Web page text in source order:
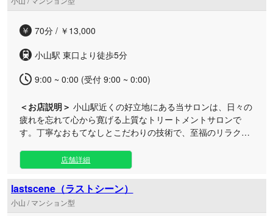
けます。アクセスしやすい小山駅近くのエリアに位置してい
ど、隙間時間のリフレッシュにも最適です。日頃のストレス
70分 / ￥13,000
小山駅 東口より徒歩5分
9:00 ~ 0:00 (受付 9:00 ~ 0:00)
＜お店説明＞ 小山駅近くの好立地にある当サロンは、日々の
疲れを忘れて心から寛げる上質なトリートメントサロンで
す。丁寧なおもてなしとこだわりの技術で、至福のリラクゼ
は、お仕事帰りの男性や休日のお出かけついでに癒ややされ
たい方にぴったり。全身をじっくり包み込むリンパケアや、
贅沢な心地よさを堪能できる多彩なオイルメニューを取り揃
えております。香りの良いローズオイルも選べ、お疲れに合
わせて心身を深部からほぐします。 お仕事帰りの遅い時間や
店舗詳細
lastscene（ラストシーン）
小山 / マンション型